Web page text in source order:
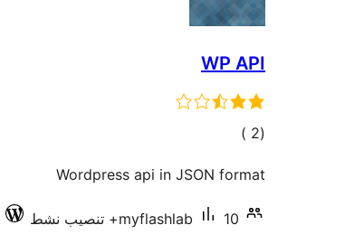
WP API
(2
إجمالي)
Wordpress api in JSON format
myflashlab 10+ تنصيب نشط